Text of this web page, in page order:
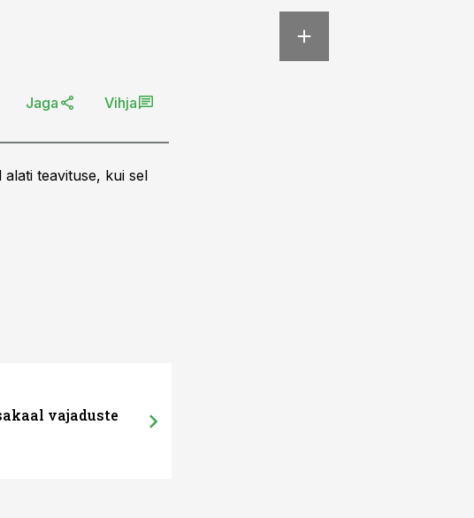
Jaga Vihja
alati teavituse, kui sel
vajaduste